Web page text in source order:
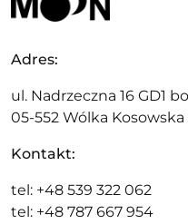
Adres:
ul. Nadrzeczna 16 GD1
05-552 Wólka Kosowska
Kontakt:
tel: +48 539 322 062
tel: +48 787 667 954